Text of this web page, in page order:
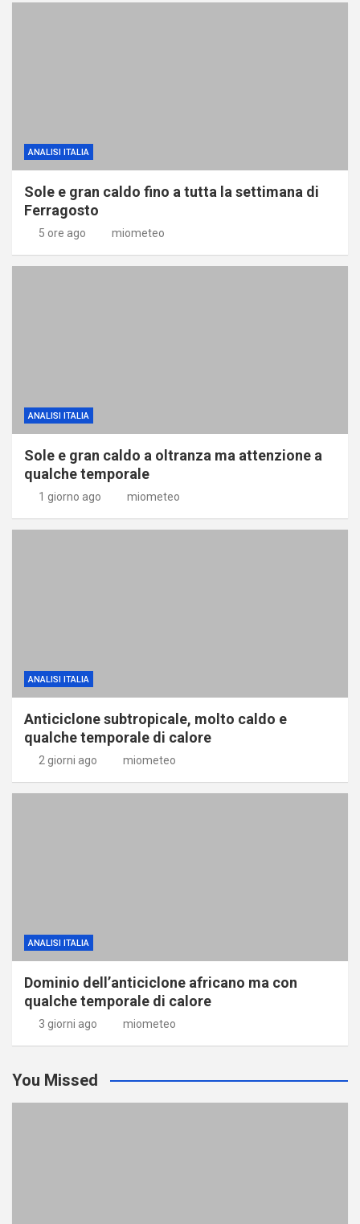
ANALISI ITALIA
Sole e gran caldo fino a tutta la settimana di
Ferragosto
5 ore ago miometeo
ANALISI ITALIA
Sole e gran caldo a oltranza ma attenzione a
qualche temporale
1 giorno ago miometeo
ANALISI ITALIA
Anticiclone subtropicale, molto caldo e
qualche temporale di calore
2 giorni ago miometeo
ANALISI ITALIA
Dominio dell’anticiclone africano ma con
qualche temporale di calore
3 giorni ago miometeo
You Missed